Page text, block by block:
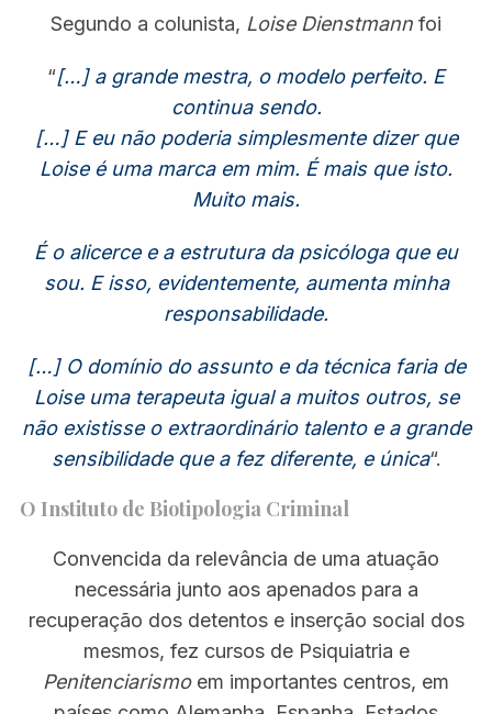
Segundo a colunista, Loise Dienstmann foi
“[…] a grande mestra, o modelo perfeito. E
continua sendo.
[…] E eu não poderia simplesmente dizer que
Loise é uma marca em mim. É mais que isto.
Muito mais.
É o alicerce e a estrutura da psicóloga que eu
sou. E isso, evidentemente, aumenta minha
responsabilidade.
[…] O domínio do assunto e da técnica faria de
Loise uma terapeuta igual a muitos outros, se
não existisse o extraordinário talento e a grande
sensibilidade que a fez diferente, e única“.
O Instituto de Biotipologia Criminal
Convencida da relevância de uma atuação
necessária junto aos apenados para a
recuperação dos detentos e inserção social dos
mesmos, fez cursos de Psiquiatria e
Penitenciarismoem importantes centros, em